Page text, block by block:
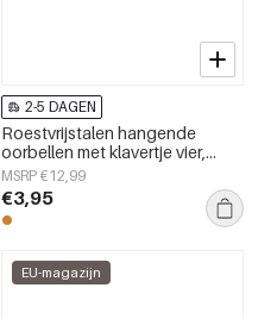
2-5 DAGEN
Roestvrijstalen hangende
oorbellen met klavertje vier,
eenvoudige dagelijkse sieraden
uit de Simple-serie voor dames.
MSRP €12,99
€3,95
EU-magazijn